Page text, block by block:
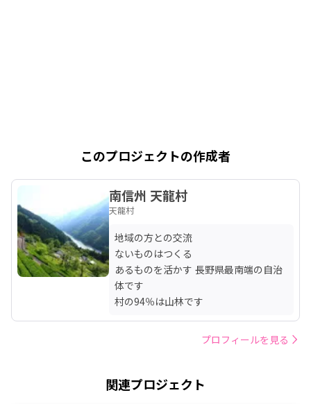
このプロジェクトの作成者
南信州 天龍村
天龍村
地域の方との交流
ないものはつくる
あるものを活かす 長野県最南端の自治
体です
村の94％は山林です
プロフィールを見る
関連プロジェクト